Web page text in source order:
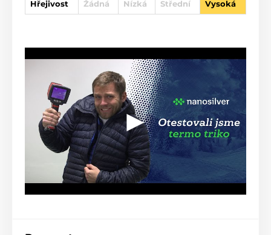
Hřejivost Žádná Nízká Střední Vysoká